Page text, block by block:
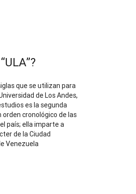
que se utilizan para
de Los Andes,
es la segunda
orden cronológico de las
país; ella imparte a
de la Ciudad
Venezuela